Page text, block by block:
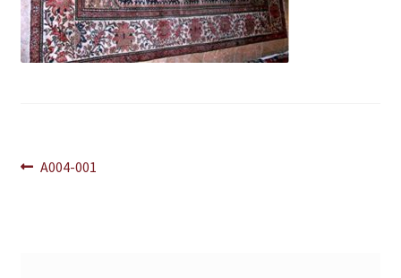
Navegación
Anterior:
A004-001